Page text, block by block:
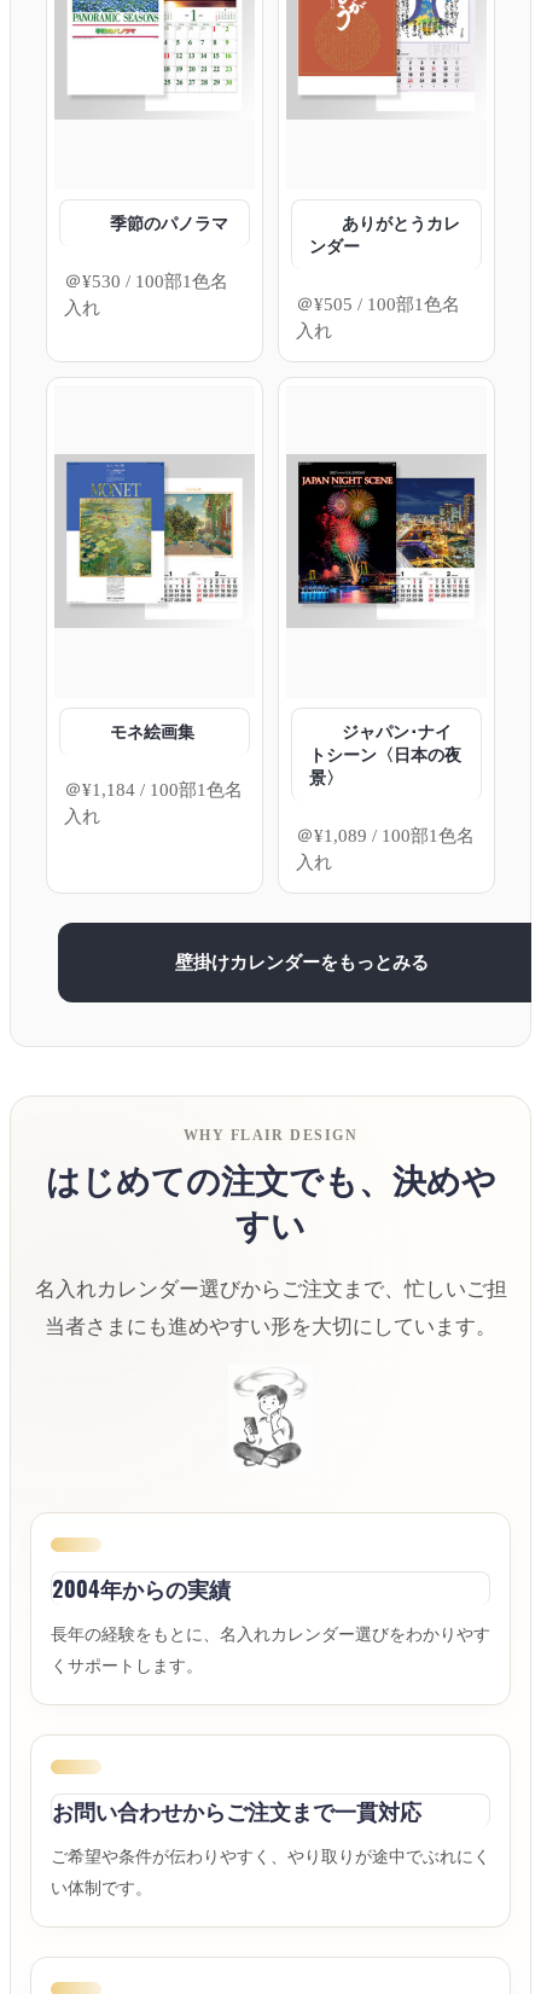
季節のパノラマ
＠¥530 / 100部1色名
入れ
ありがとうカレ
ンダー
＠¥505 / 100部1色名
入れ
モネ絵画集
＠¥1,184/ 100部1色名
入れ
ジャパン･ナイ
トシーン〈日本の夜
景〉
＠¥1,089 / 100部1色名
入れ
壁掛けカレンダーをもっとみる
WHY FLAIR DESIGN
はじめての注文でも、決めや
すい
名入れカレンダー選びからご注文まで、忙しいご担
当者さまにも進めやすい形を大切にしています。
2004年からの実績
長年の経験をもとに、名入れカレンダー選びをわかりやす
くサポートします。
お問い合わせからご注文まで一貫対応
ご希望や条件が伝わりやすく、やり取りが途中でぶれにく
い体制です。